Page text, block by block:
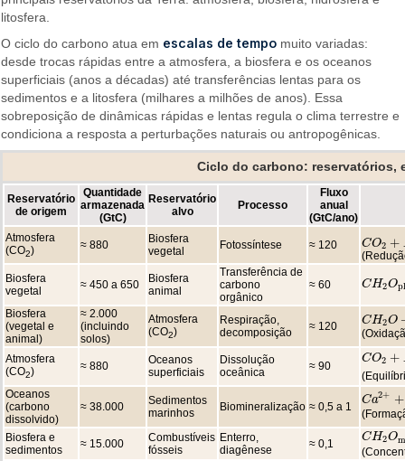
litosfera.
O ciclo do carbono atua em escalas de tempo muito variadas:
desde trocas rápidas entre a atmosfera, a biosfera e os oceanos
superficiais (anos a décadas) até transferências lentas para os
sedimentos e a litosfera (milhares a milhões de anos). Essa
sobreposição de dinâmicas rápidas e lentas regula o clima terrestre e
condiciona a resposta a perturbações naturais ou antropogênicas.
Ciclo do carbono: reservatórios,
Reservatório
de origem
Quantidade
armazenada
(GtC)
Reservatório
alvo
Processo
Fluxo
anual
(GtC/ano)
Atmosfera
(CO2) ≈ 880
Biosfera
vegetal
Fotossíntese ≈ 120 CO2 +
CO2+ H2
Biosfera
vegetal
≈ 450 a 650
Biosfera
animal
Transferência de
carbono
orgânico
≈ 60 CH2O
CH2O
Biosfera
(vegetal e
animal)
≈ 2.000
(incluindo
solos)
Atmosfera
(CO2)
Respiração,
decomposição
≈ 120
CH2O
CH2O+
Atmosfera
(CO2) ≈ 880
Oceanos
superficiais
Dissolução
oceânica
≈ 90
CO2 +
CO2+ H2
Oceanos
(carbono
dissolvido)
≈ 38.000
Sedimentos
marinhos
Biomineralização ≈ 0,5 a 1
Ca2+ +
Ca2++ H
Biosfera e
sedimentos
≈ 15.000
Combustíveis
fósseis
Enterro,
diagênese
≈ 0,1
CH2O
CH2O